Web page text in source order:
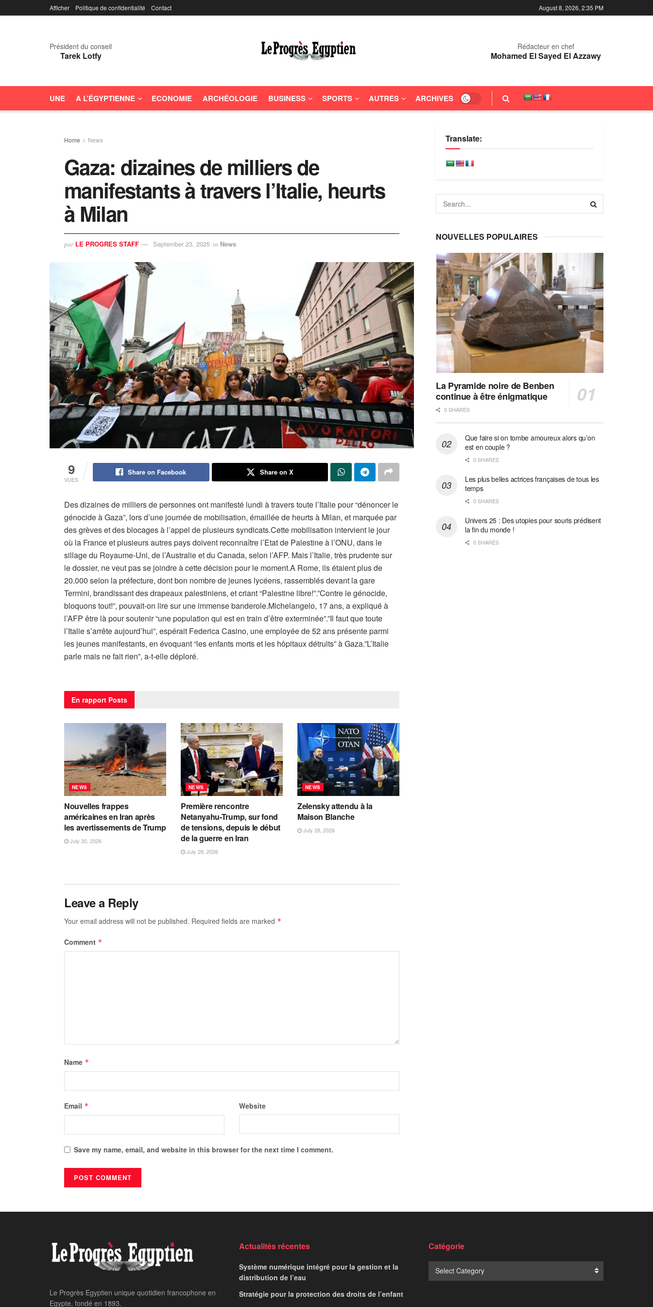
Afficher Politique de confidentialité Contact August 8, 2026, 2:35 PM
Président du conseil
Tarek Lotfy
Rédacteur en chef
Mohamed El Sayed El Azzawy
UNE A L’ÉGYPTIENNE ECONOMIE ARCHÉOLOGIE BUSINESS SPORTS AUTRES ARCHIVES
Home News
Gaza: dizaines de milliers de
manifestants à travers l’Italie, heurts
à Milan
par LE PROGRES STAFF September 23, 2025 in News
9
VUES
Share on Facebook Share on X
Des dizaines de milliers de personnes ont manifesté lundi à travers toute l’Italie pour “dénoncer le
génocide à Gaza”, lors d’une journée de mobilisation, émaillée de heurts à Milan, et marquée par
des grèves et des blocages à l’appel de plusieurs syndicats.Cette mobilisation intervient le jour
où la France et plusieurs autres pays doivent reconnaître l’Etat de Palestine à l’ONU, dans le
sillage du Royaume-Uni, de l’Australie et du Canada, selon l’AFP. Mais l’Italie, très prudente sur
le dossier, ne veut pas se joindre à cette décision pour le moment.A Rome, ils étaient plus de
20.000 selon la préfecture, dont bon nombre de jeunes lycéens, rassemblés devant la gare
Termini, brandissant des drapeaux palestiniens, et criant “Palestine libre!”.”Contre le génocide,
bloquons tout!”, pouvait-on lire sur une immense banderole.Michelangelo, 17 ans, a expliqué à
l’AFP être là pour soutenir “une population qui est en train d’être exterminée”.”Il faut que toute
l’Italie s’arrête aujourd’hui”, espérait Federica Casino, une employée de 52 ans présente parmi
les jeunes manifestants, en évoquant “les enfants morts et les hôpitaux détruits” à Gaza.”L’Italie
parle mais ne fait rien”, a-t-elle déploré.
En rapport Posts
NEWS
Nouvelles frappes
américaines en Iran après
les avertissements de Trump
July 30, 2026
NEWS
Première rencontre
Netanyahu-Trump, sur fond
de tensions, depuis le début
de la guerre en Iran
July 28, 2026
NEWS
Zelensky attendu à la
Maison Blanche
July 28, 2026
Leave a Reply
Your email address will not be published. Required fields are marked *
Comment *
Name *
Email * Website
Save my name, email, and website in this browser for the next time I comment.
Translate:
NOUVELLES POPULAIRES
La Pyramide noire de Benben
continue à être énigmatique
0 SHARES
Que faire si on tombe amoureux alors qu’on
est en couple ?
0 SHARES
Les plus belles actrices françaises de tous les
temps
0 SHARES
Univers 25 : Des utopies pour souris prédisent
la fin du monde !
0 SHARES
24 heures sur 24
Al-Sissi salue la tenue de la
Translate: